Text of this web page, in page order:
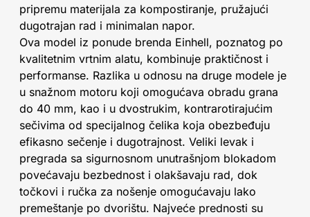
pripremu materijala za kompostiranje, pružajući
dugotrajan rad i minimalan napor.
Ova model iz ponude brenda Einhell, poznatog po
kvalitetnim vrtnim alatu, kombinuje praktičnost i
performanse. Razlika u odnosu na druge modele je
u snažnom motoru koji omogućava obradu grana
do 40 mm, kao i u dvostrukim, kontrarotirajućim
sečivima od specijalnog čelika koja obezbeđuju
efikasno sečenje i dugotrajnost. Veliki levak i
pregrada sa sigurnosnom unutrašnjom blokadom
povećavaju bezbednost i olakšavaju rad, dok
točkovi i ručka za nošenje omogućavaju lako
premeštanje po dvorištu. Najveće prednosti su